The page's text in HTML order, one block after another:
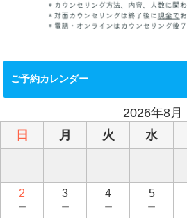
ご予約カレンダー
2026年8月
日
月 火 水
2
－
3
－
4
－
5
－